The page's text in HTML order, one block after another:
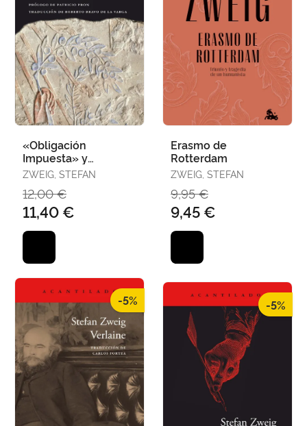
«Obligación
Impuesta» y
«Wondrak»
ZWEIG, STEFAN
12,00 €
11,40 €
Erasmo de
Rotterdam
ZWEIG, STEFAN
9,95 €
9,45 €
-5% -5%